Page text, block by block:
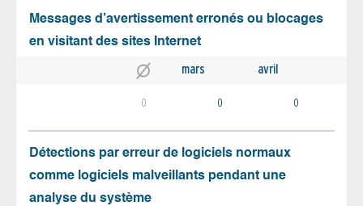
Messages d’avertissement erronés ou blocages
en visitant des sites Internet
mars avril
0 0 0
Détections par erreur de logiciels normaux
comme logiciels malveillants pendant une
analyse du système